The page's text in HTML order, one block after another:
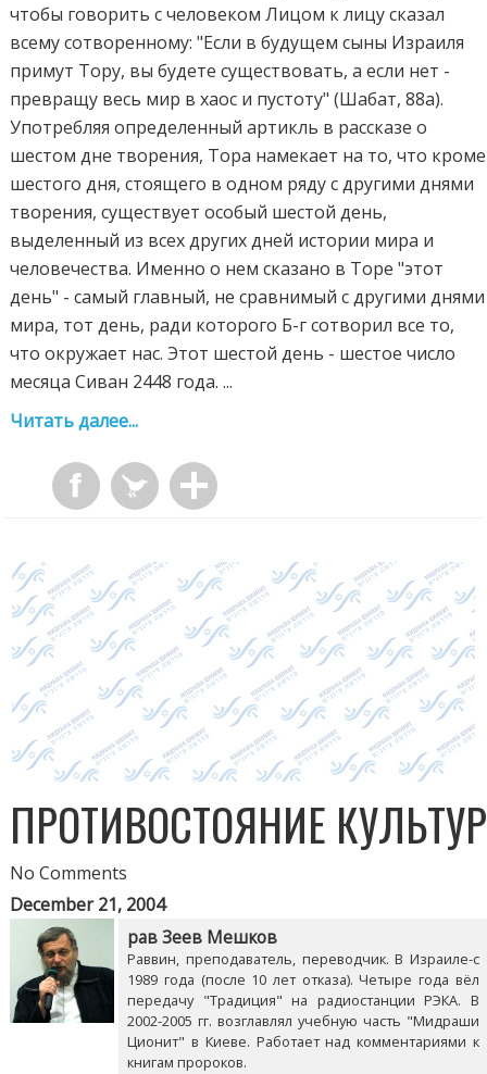
чтобы говорить с человеком Лицом к лицу сказал
всему сотворенному: "Если в будущем сыны Израиля
примут Тору, вы будете существовать, а если нет -
превращу весь мир в хаос и пустоту" (Шабат, 88а).
Употребляя определенный артикль в рассказе о
шестом дне творения, Тора намекает на то, что кроме
шестого дня, стоящего в одном ряду с другими днями
творения, существует особый шестой день,
выделенный из всех других дней истории мира и
человечества. Именно о нем сказано в Торе "этот
день" - самый главный, не сравнимый с другими днями
мира, тот день, ради которого Б-г сотворил все то,
что окружает нас. Этот шестой день - шестое число
месяца Сиван 2448 года. ...
Читать далее...
ПРОТИВОСТОЯНИЕ КУЛЬТУР
No Comments
December 21, 2004
рав Зеев Мешков
Раввин, преподаватель, переводчик. В Израиле-с
1989 года (после 10 лет отказа). Четыре года вёл
передачу "Традиция" на радиостанции РЭКА. В
2002-2005 гг. возглавлял учебную часть "Мидраши
Ционит" в Киеве. Работает над комментариями к
книгам пророков.